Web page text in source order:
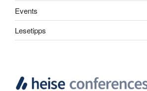
Events
Lesetipps